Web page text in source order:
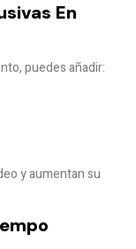
En
puedes añadir:
y aumentan su